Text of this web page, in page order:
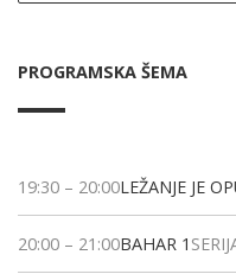
PROGRAMSKA ŠEMA
19:30 – 20:00LEŽANJE JE
20:00 – 21:00BAHAR 1